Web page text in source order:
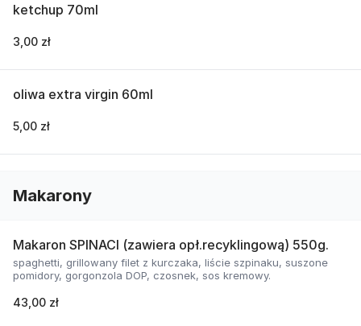
ketchup 70ml
3,00 zł
oliwa extra virgin 60ml
5,00 zł
Makarony
Makaron SPINACI (zawiera opł.recyklingową) 550g.
spaghetti, grillowany filet z kurczaka, liście szpinaku, suszone
pomidory, gorgonzola DOP, czosnek, sos kremowy.
43,00 zł